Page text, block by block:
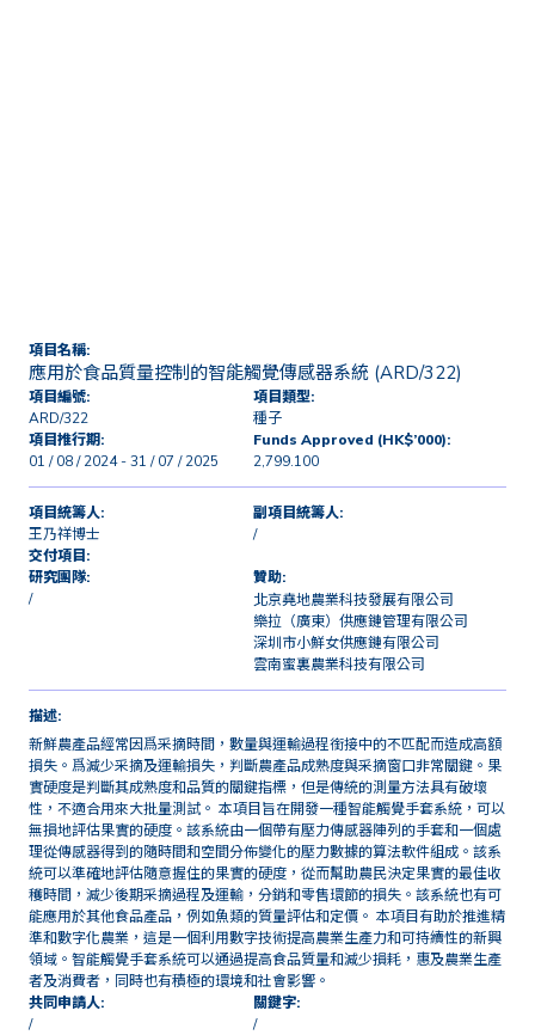
項目名稱:
應用於食品質量控制的智能觸覺傳感器系統 (ARD/322)
項目編號:
ARD/322
項目類型:
種子
項目推行期:
01 / 08 / 2024 - 31 / 07 / 2025
Funds Approved (HK$’000):
2,799.100
項目統籌人:
王乃祥博士
副項目統籌人:
/
交付項目:
研究團隊:
/
贊助:
北京堯地農業科技發展有限公司
樂拉（廣東）供應鏈管理有限公司
深圳市小鮮女供應鏈有限公司
雲南蜜裏農業科技有限公司
描述:
新鮮農產品經常因爲采摘時間，數量與運輸過程銜接中的不匹配而造成高額
損失。爲減少采摘及運輸損失，判斷農產品成熟度與采摘窗口非常關鍵。果
實硬度是判斷其成熟度和品質的關鍵指標，但是傳統的測量方法具有破壞
性，不適合用來大批量測試。 本項目旨在開發一種智能觸覺手套系統，可以
無損地評估果實的硬度。該系統由一個帶有壓力傳感器陣列的手套和一個處
理從傳感器得到的隨時間和空間分佈變化的壓力數據的算法軟件組成。該系
統可以準確地評估隨意握住的果實的硬度，從而幫助農民決定果實的最佳收
穫時間，減少後期采摘過程及運輸，分銷和零售環節的損失。該系統也有可
能應用於其他食品產品，例如魚類的質量評估和定價。 本項目有助於推進精
準和數字化農業，這是一個利用數字技術提高農業生產力和可持續性的新興
領域。智能觸覺手套系統可以通過提高食品質量和減少損耗，惠及農業生產
者及消費者，同時也有積極的環境和社會影響。
共同申請人:
/
關鍵字:
/